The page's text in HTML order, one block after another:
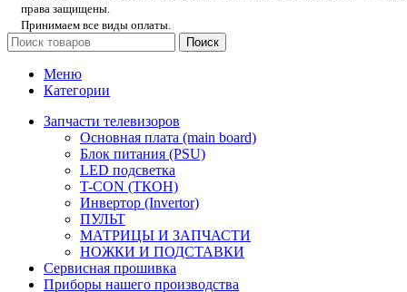
права защищены.
Принимаем все виды оплаты.
Поиск
Меню
Категории
Запчасти телевизоров
Основная плата (main board)
Блок питания (PSU)
LED подсветка
T-CON (ТКОН)
Инвертор (Invertor)
ПУЛЬТ
МАТРИЦЫ И ЗАПЧАСТИ
НОЖКИ И ПОДСТАВКИ
Сервисная прошивка
Приборы нашего производства